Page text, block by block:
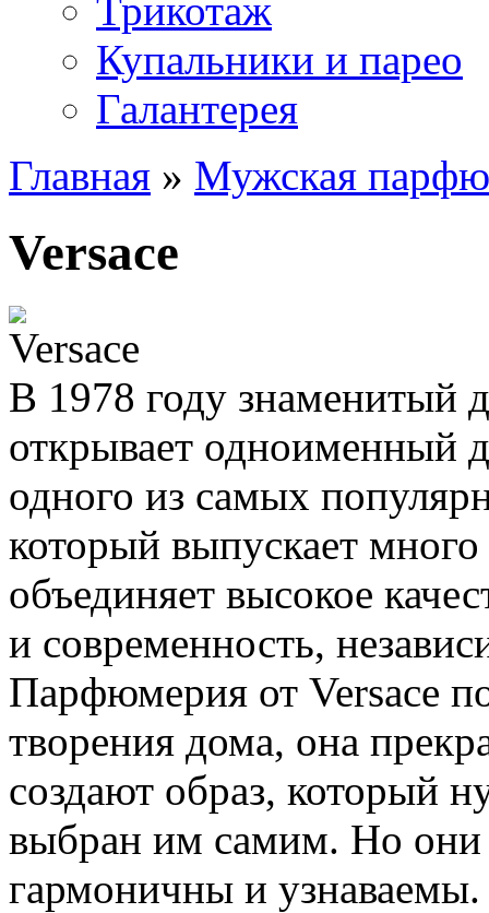
Трикотаж
Купальники и парео
Галантерея
Главная » Мужская
Versace
В 1978 году знаменитый
открывает одноименный
одного из самых
который выпускает
объединяет высокое
и современность,
Парфюмерия от Versace
творения дома, она
создают образ, который
выбран им самим. Но они
гармоничны и узнаваемы.